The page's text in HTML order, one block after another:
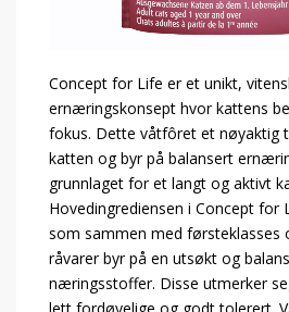
Concept for Life er et unikt,
ernæringskonsept hvor kattens
fokus. Dette våtfôret et nøyaktig
katten og byr på balansert
grunnlaget for et langt og aktivt
Hovedingrediensen i Concept
som sammen med førsteklasses
råvarer byr på en utsøkt og
næringsstoffer. Disse utmerker